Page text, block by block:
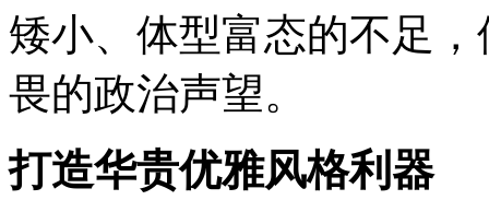
矮小、体型富态的不足
畏的政治声望。
打造华贵优雅风格利器